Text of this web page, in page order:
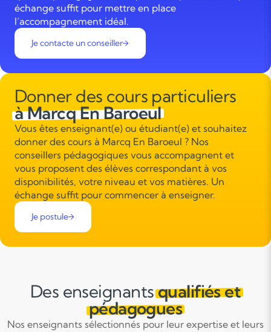
échange suffit pour mettre en place
l’accompagnement idéal.
Je contacte un conseiller
Donner des cours particuliers
à Marcq En Baroeul
Vous êtes enseignant(e) ou étudiant(e) et souhaitez
donner des cours à Marcq En Baroeul ? Nos
conseillers pédagogiques vous accompagnent et
vous proposent des élèves correspondant à vos
disponibilités, votre niveau et vos matières. Un
échange suffit pour commencer à enseigner.
Je postule
Des enseignantsqualifiés et
pédagogues
Nos enseignants sélectionnés pour leur expertise et leurs